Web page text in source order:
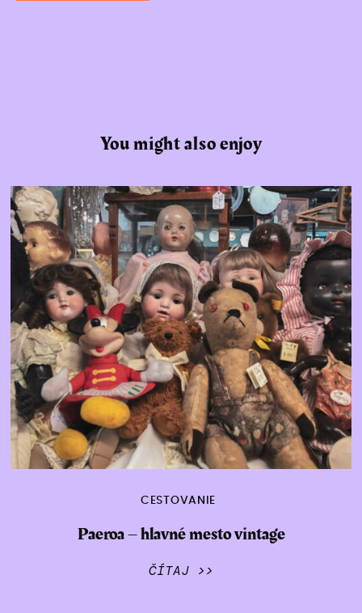
You might also enjoy
CESTOVANIE
Paeroa – hlavné mesto vintage
ČÍTAJ >>